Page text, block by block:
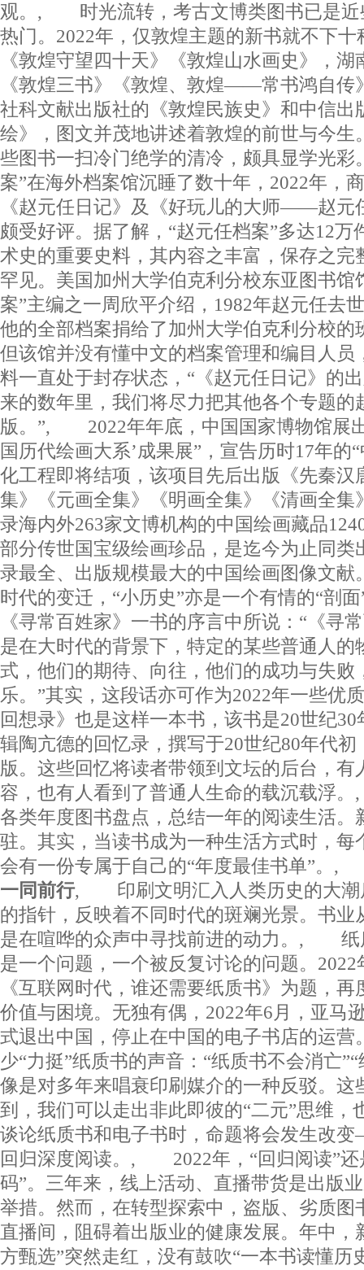
观。, 时光流转，考古文博类图书已是近
热门。2022年，仅敦煌主题的新书就不下
《敦煌守望四十天》《敦煌山水画史》，
《敦煌三书》《敦煌、敦煌——常书鸿自传
社科文献出版社的《敦煌民族史》和中信出
绘》，图文并茂地讲述着敦煌的前世与今生
些图书一扫冷门绝学的清冷，颇具显学
案”在海外档案馆沉睡了数十年，2022年，
《赵元任日记》及《好玩儿的大师——赵元
颇受好评。据了解，“赵元任档案”多达12万
术史的重要史料，其内容之丰富，保存之完
罕见。美国加州大学伯克利分校东亚图书馆
案”主编之一周欣平介绍，1982年赵元任去
他的全部档案捐给了加州大学伯克利分校的
但该馆并没有懂中文的档案管理和编目人员
料一直处于封存状态，“《赵元任日记》的
来的数年里，我们将尽力把其他各个专题的
版。”, 2022年年底，中国国家博物馆展
国历代绘画大系’成果展”，宣告历时17年的
化工程即将结项，该项目先后出版《先秦汉
集》《元画全集》《明画全集》《清画全集
录海内外263家文博机构的中国绘画藏品
部分传世国宝级绘画珍品，是迄今为止同类
录最全、出版规模最大的中国绘画图像文
时代的变迁，“小历史”亦是一个有情的“剖
《寻常百姓家》一书的序言中所说：“《寻
是在大时代的背景下，特定的某些普通人的
式，他们的期待、向往，他们的成功与失败
乐。”其实，这段话亦可作为2022年一些优
回想录》也是这样一本书，该书是20世纪30
辑陶亢德的回忆录，撰写于20世纪80年代
版。这些回忆将读者带领到文坛的后台，有
容，也有人看到了普通人生命的载沉载
各类年度图书盘点，总结一年的阅读生活。
驻。其实，当读书成为一种生活方式时，每
会有一份专属于自己的“年度最佳书单”
一同前行, 印刷文明汇入人类历史的大潮
的指针，反映着不同时代的斑斓光景。书业
是在喧哗的众声中寻找前进的动力。, 纸
是一个问题，一个被反复讨论的问题。
《互联网时代，谁还需要纸质书》为题，
价值与困境。无独有偶，2022年6月，亚马
式退出中国，停止在中国的电子书店的运营
少“力挺”纸质书的声音：“纸质书不会消亡
像是对多年来唱衰印刷媒介的一种反驳。这
到，我们可以走出非此即彼的“二元”思维，
谈论纸质书和电子书时，命题将会发生改
回归深度阅读。, 2022年，“回归阅读”还
码”。三年来，线上活动、直播带货是出版
举措。然而，在转型探索中，盗版、劣质图
直播间，阻碍着出版业的健康发展。年中，
方甄选”突然走红，没有鼓吹“一本书读懂历